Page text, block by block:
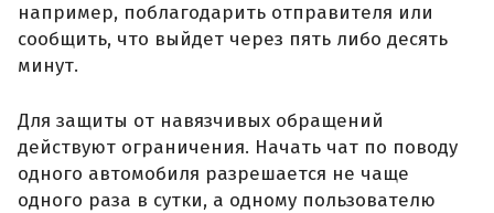
например, поблагодарить отправителя или
сообщить, что выйдет через пять либо десять
минут.
Для защиты от навязчивых обращений
действуют ограничения. Начать чат по поводу
одного автомобиля разрешается не чаще
одного раза в сутки, а одному пользователю